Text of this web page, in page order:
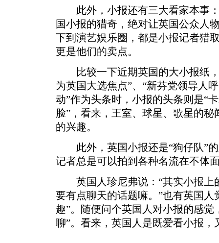
此外，小报还有三大看家本事：
国小报的猎奇，绝对让英国公众人
下到演艺娱乐圈，都是小报记者猎
更是他们的卖点。
比较一下近期英国的大小报纸，
为英国大选焦点”、“新芬党领导人
动”作为头条时，小报的头条则是“
脸”，看来，王室、球星、歌星的
的兴趣。
此外，英国小报还是“狗仔队”的
记者总是可以拍到各种名流在不体
英国人珍尼弗说：“其实小报上
要有点聊天的话题嘛。”也有英国人
趣”。随便问个英国人对小报的感觉
聊”。看来，英国人是既爱看小报，